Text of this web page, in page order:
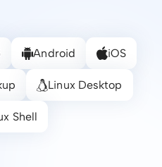
Android iOS
Linux Desktop
Shell